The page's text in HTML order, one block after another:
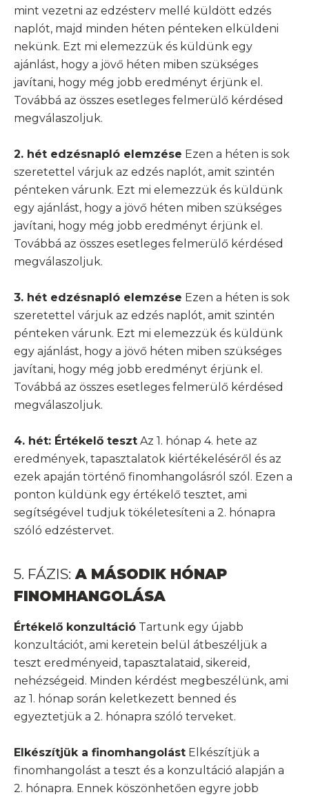
mint vezetni az edzésterv mellé küldött edzés
naplót, majd minden héten pénteken elküldeni
nekünk. Ezt mi elemezzük és küldünk egy
ajánlást, hogy a jövő héten miben szükséges
javítani, hogy még jobb eredményt érjünk el.
Továbbá az összes esetleges felmerülő kérdésed
megválaszoljuk.
2. hét edzésnapló elemzése Ezen a héten is sok
szeretettel várjuk az edzés naplót, amit szintén
pénteken várunk. Ezt mi elemezzük és küldünk
egy ajánlást, hogy a jövő héten miben szükséges
javítani, hogy még jobb eredményt érjünk el.
Továbbá az összes esetleges felmerülő kérdésed
megválaszoljuk.
3. hét edzésnapló elemzése Ezen a héten is sok
szeretettel várjuk az edzés naplót, amit szintén
pénteken várunk. Ezt mi elemezzük és küldünk
egy ajánlást, hogy a jövő héten miben szükséges
javítani, hogy még jobb eredményt érjünk el.
Továbbá az összes esetleges felmerülő kérdésed
megválaszoljuk.
4. hét: Értékelő teszt Az 1. hónap 4. hete az
eredmények, tapasztalatok kiértékeléséről és az
ezek apaján történő finomhangolásról szól. Ezen a
ponton küldünk egy értékelő tesztet, ami
segítségével tudjuk tökéletesíteni a 2. hónapra
szóló edzéstervet.
5. FÁZIS: A MÁSODIK HÓNAP
FINOMHANGOLÁSA
Értékelő konzultáció Tartunk egy újabb
konzultációt, ami keretein belül átbeszéljük a
teszt eredményeid, tapasztalataid, sikereid,
nehézségeid. Minden kérdést megbeszélünk, ami
az 1. hónap során keletkezett benned és
egyeztetjük a 2. hónapra szóló terveket.
Elkészítjük a finomhangolást Elkészítjük a
finomhangolást a teszt és a konzultáció alapján a
2. hónapra. Ennek köszönhetően egyre jobb